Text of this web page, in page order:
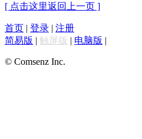
[ 点击这里返回上一页 ]
首页 | 登录 | 注册
简易版 | 触屏版 | 电脑版 |
© Comsenz Inc.